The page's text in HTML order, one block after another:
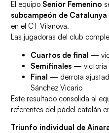
El equipo Senior Femenino
subcampeón de Catalunya
en el CT Vilanova.
Las jugadoras del club
Cuartos de final —
Semifinales — victoria
Final — derrota
Sánchez Vicario
Este resultado consolida al
referentes del pádel catalán
Triunfo individual de